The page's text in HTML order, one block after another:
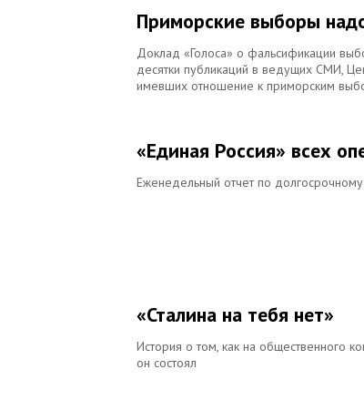
Приморские выборы
Доклад «Голоса» о фальсификации
десятки публикаций в ведущих СМИ,
имевших отношение к приморским
«Единая Россия» всех
Еженедельный отчет по
«Сталина на тебя нет»
История о том, как на общественного
он состоял